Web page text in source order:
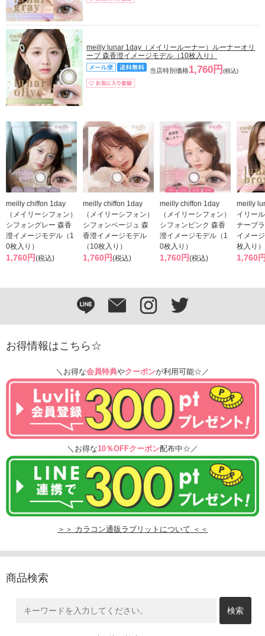
meilly lunar 1day（メイリールーナー）ルーナーオリ
ーブ 森香澄イメージモデル（10枚入り）
当店特別価格1,760円 (税込)
meilly chiffon 1day
（メイリーシフォン）
シフォングレー 森香
澄イメージモデル（1
0枚入り）
1,760円(税込)
meilly chiffon 1day
（メイリーシフォン）
シフォンベージュ 森
香澄イメージモデル
（10枚入り）
1,760円(税込)
meilly chiffon 1day
（メイリーシフォン）
シフォンピンク 森香
澄イメージモデル（1
0枚入り）
1,760円(税込)
meilly
イリー
ナーブ
イメー
枚入り）
1,760
お得情報はこちら☆
＼お得な会員特典やクーポンが利用可能☆／
＼お得な10％OFFクーポン配布中☆／
＞＞ カラコン通販ラブリットについて ＜＜
商品検索